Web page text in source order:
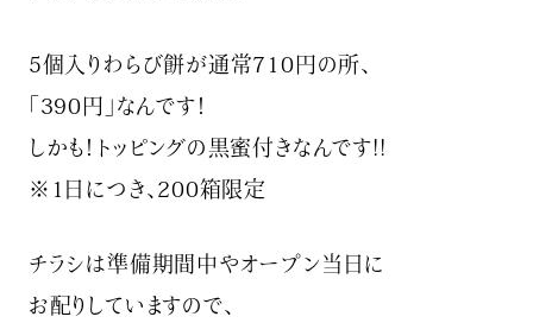
5個入りわらび餅が通常710円の所、
「390円️」なんです！
しかも！トッピングの黒蜜付きなんです!!
※1日につき、200箱限定
チラシは準備期間中やオープン当日に
お配りしていますので、